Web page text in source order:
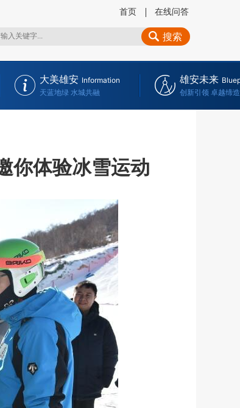
首页 在线问答
搜索
大美雄安 Information
天蓝地绿 水城共融
雄安未来
创新引领 卓越缔造
你体验冰雪运动